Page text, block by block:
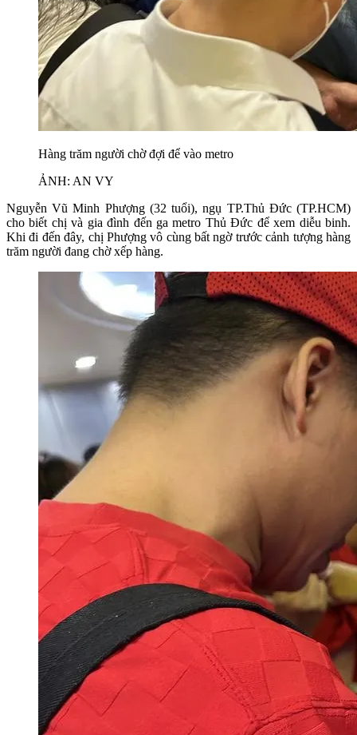
Hàng trăm người chờ đợi để vào metro
ẢNH: AN VY
Nguyễn Vũ Minh Phượng (32 tuổi), ngụ TP.Thủ Đức (TP.HCM)
cho biết chị và gia đình đến ga metro Thủ Đức để xem diễu binh.
Khi đi đến đây, chị Phượng vô cùng bất ngờ trước cảnh tượng hàng
trăm người đang chờ xếp hàng.